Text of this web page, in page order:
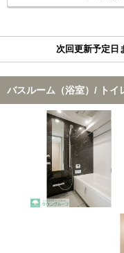
次回更新予定日
バスルーム（浴室）/ トイ